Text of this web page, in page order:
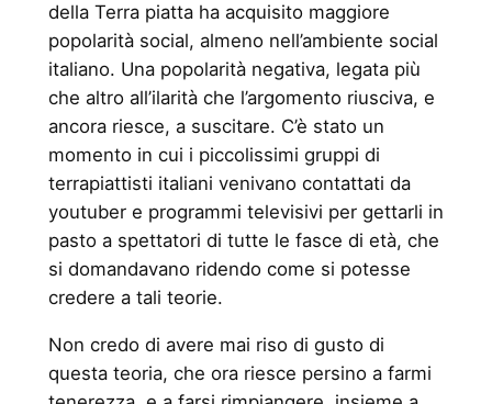
della Terra piatta ha acquisito maggiore
popolarità social, almeno nell’ambiente social
italiano. Una popolarità negativa, legata più
che altro all’ilarità che l’argomento riusciva, e
ancora riesce, a suscitare. C’è stato un
momento in cui i piccolissimi gruppi di
terrapiattisti italiani venivano contattati da
youtuber e programmi televisivi per gettarli in
pasto a spettatori di tutte le fasce di età, che
si domandavano ridendo come si potesse
credere a tali teorie.
Non credo di avere mai riso di gusto di
questa teoria, che ora riesce persino a farmi